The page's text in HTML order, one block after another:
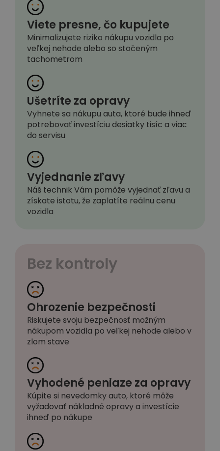
Viete presne, čo kupujete
Minimalizujete riziko nákupu vozidla po
veľkej nehode alebo so stočeným
tachometrom
Ušetríte za opravy
Vyhnete sa nákupu auta, ktoré bude ihneď
potrebovať investíciu desiatky tisíc a viac
do servisu
Vyjednanie zľavy
Náš technik Vám pomôže vyjednať zľavu a
získate istotu, že zaplatíte reálnu cenu
vozidla
Bez kontroly
Ohrozenie bezpečnosti
Riskujete svoju bezpečnosť možným
nákupom vozidla po veľkej nehode alebo v
zlom stave
Vyhodené peniaze za opravy
Kúpite si nevedomky auto, ktoré môže
vyžadovať nákladné opravy a investície
ihneď po nákupe